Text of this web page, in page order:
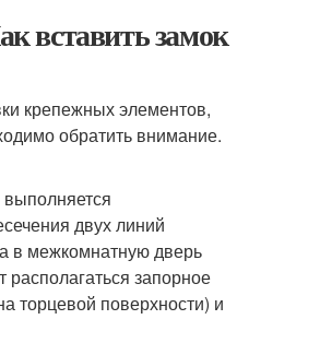
вставить замок
крепежных элементов,
обратить внимание.
двух линий
в межкомнатную дверь
располагаться запорное
торцевой поверхности) и